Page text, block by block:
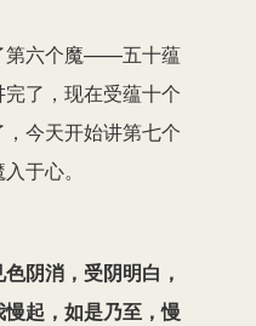
第六个魔——五十蕴
了，现在受蕴十个
今天开始讲第七个
于心。
阴消，受阴明白，
起，如是乃至，慢